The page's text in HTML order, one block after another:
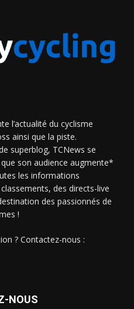
l’actualité du cyclisme
ainsi que la piste.
superblog, TCNews se
son audience augmente*
les informations
des directs-live
des passionnés de
!
? Contactez-nous :
NOUS